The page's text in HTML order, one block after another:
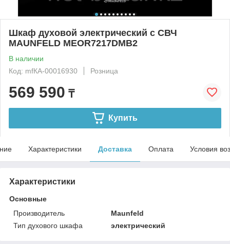
Шкаф духовой электрический с СВЧ
MAUNFELD MEOR7217DMB2
В наличии
Код: mfКА-00016930
Розница
569 590 ₸
Купить
Характеристики Доставка Оплата Условия
Характеристики
Основные
Производитель
Maunfeld
Тип духового шкафа
электрический